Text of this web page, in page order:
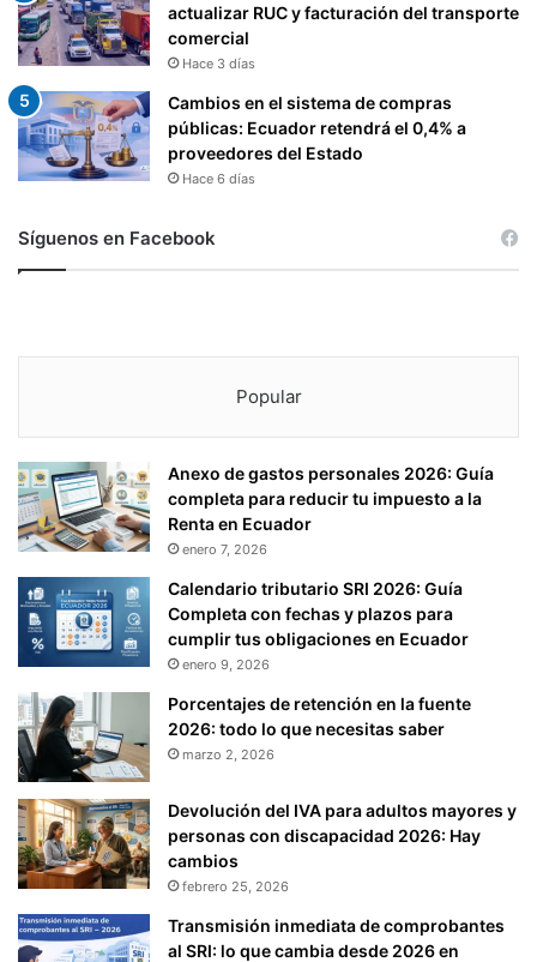
actualizar RUC y facturación del transporte
comercial
Hace 3 días
Cambios en el sistema de compras
públicas: Ecuador retendrá el 0,4% a
proveedores del Estado
Hace 6 días
Síguenos en Facebook
Popular
Anexo de gastos personales 2026: Guía
completa para reducir tu impuesto a la
Renta en Ecuador
enero 7, 2026
Calendario tributario SRI 2026: Guía
Completa con fechas y plazos para
cumplir tus obligaciones en Ecuador
enero 9, 2026
Porcentajes de retención en la fuente
2026: todo lo que necesitas saber
marzo 2, 2026
Devolución del IVA para adultos mayores y
personas con discapacidad 2026: Hay
cambios
febrero 25, 2026
Transmisión inmediata de comprobantes
al SRI: lo que cambia desde 2026 en